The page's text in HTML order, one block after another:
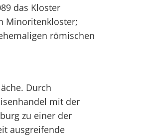
das Kloster
Minoritenkloster;
römischen
Durch
mit der
zu einer der
ausgreifende